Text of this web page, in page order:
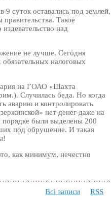
9 суток оставались под землей,
Такое
над
не лучше. Сегодня
обязательных налоговых
на ГОАО «Шахта
Случилась беда. Но когда
аварию и контролировать
нет денег даже на
были выделены 200
под обрушение. И такая
как минимум, нечестно
Всі записи RSS